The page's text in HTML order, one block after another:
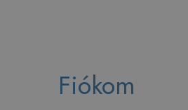
Fiókom